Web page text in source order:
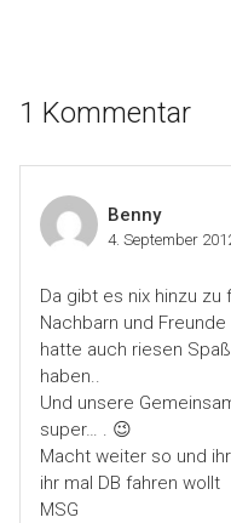
1 Kommentar
Benny
4. September
Da gibt es nix hinzu
Nachbarn und
hatte auch riesen
haben..
Und unsere
super… . 😉
Macht weiter so und
ihr mal DB fahren wollt
MSG